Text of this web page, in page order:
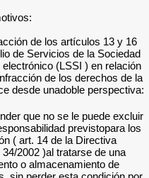
de los artículos 13 y 16
de Servicios de la Sociedad
(LSSI ) en relación
de los derechos de la
desde unadoble perspectiva:
que no se le puede excluir
previstopara los
( art. 14 de la Directiva
2002 )al tratarse de una
o almacenamiento de